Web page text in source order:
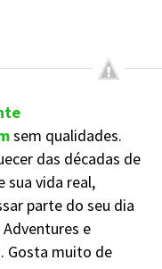
sem qualidades.
das décadas de
sua vida real,
parte do seu dia
e
Gosta muito de